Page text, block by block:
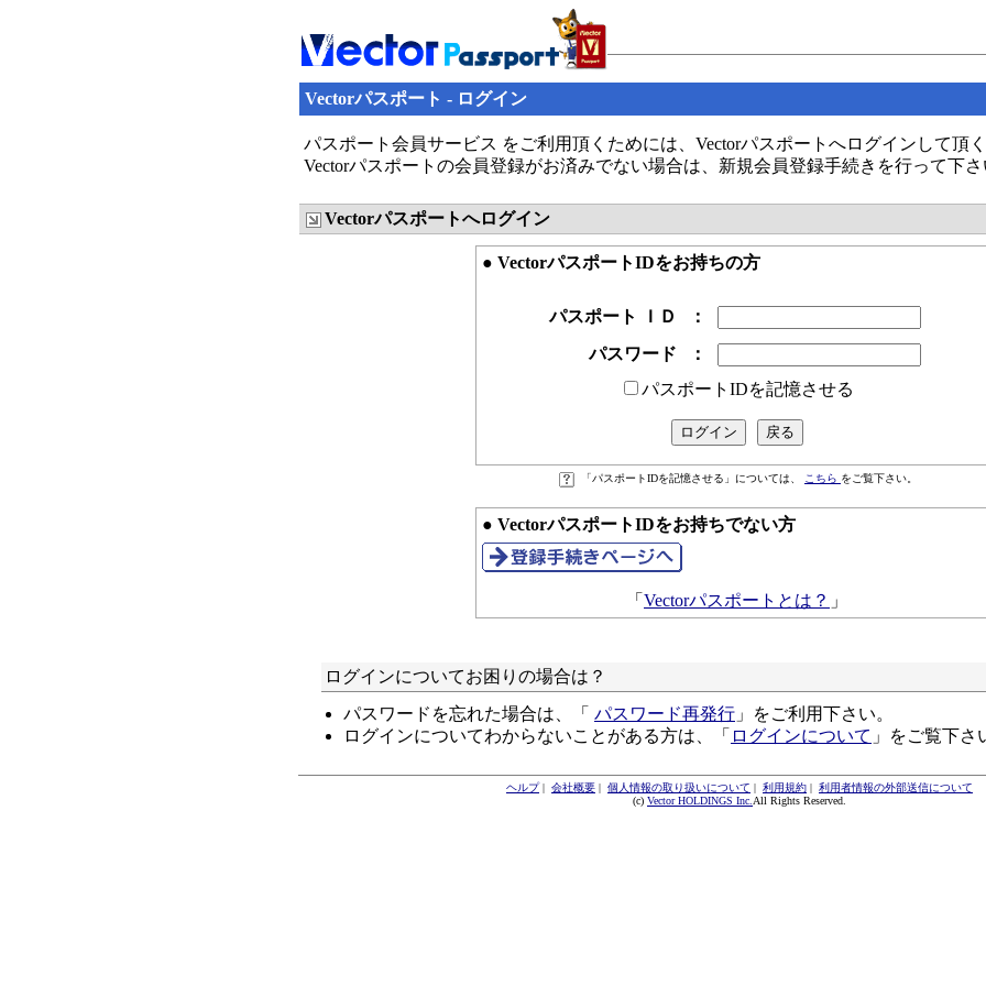
Vectorパスポート - ログイン
パスポート会員サービス をご利用頂くためには、Vectorパスポートへログインして頂
Vectorパスポートの会員登録がお済みでない場合は、新規会員登録手続きを行って下
Vectorパスポートへログイン
● VectorパスポートIDをお持ちの方
パスポート ＩＤ
：
パスワード
：
パスポートIDを記憶させる
「パスポートIDを記憶させる」については、 こちら をご覧下さい。
● VectorパスポートIDをお持ちでない方
「 Vectorパスポートとは？ 」
ログインについてお困りの場合は？
パスワードを忘れた場合は、「 パスワード再発行 」をご利用下さい。
ログインについてわからないことがある方は、「 ログインについて 」をご覧下さ
ヘルプ| 会社概要 | 個人情報の取り扱いについて | 利用規約 | 利用者情報の外部送信について
(c) Vector HOLDINGS Inc. All Rights Reserved.